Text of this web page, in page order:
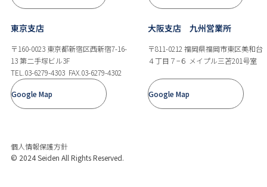
東京支店
〒160-0023 東京都新宿区西新宿7-16-
13 第二手塚ビル3F
TEL.03-6279-4303 FAX.03-6279-4302
Google Map
大阪支店 九州営業所
〒811-0212 福岡県福岡市東区美和台
４丁目７−６ メイプル三苫201号室
Google Map
© 2024 Seiden All Rights Reserved.
個人情報保護方針